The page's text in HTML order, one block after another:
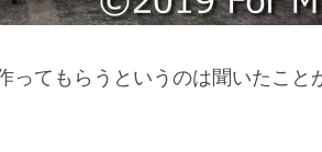
てもらうというのは聞いたこと